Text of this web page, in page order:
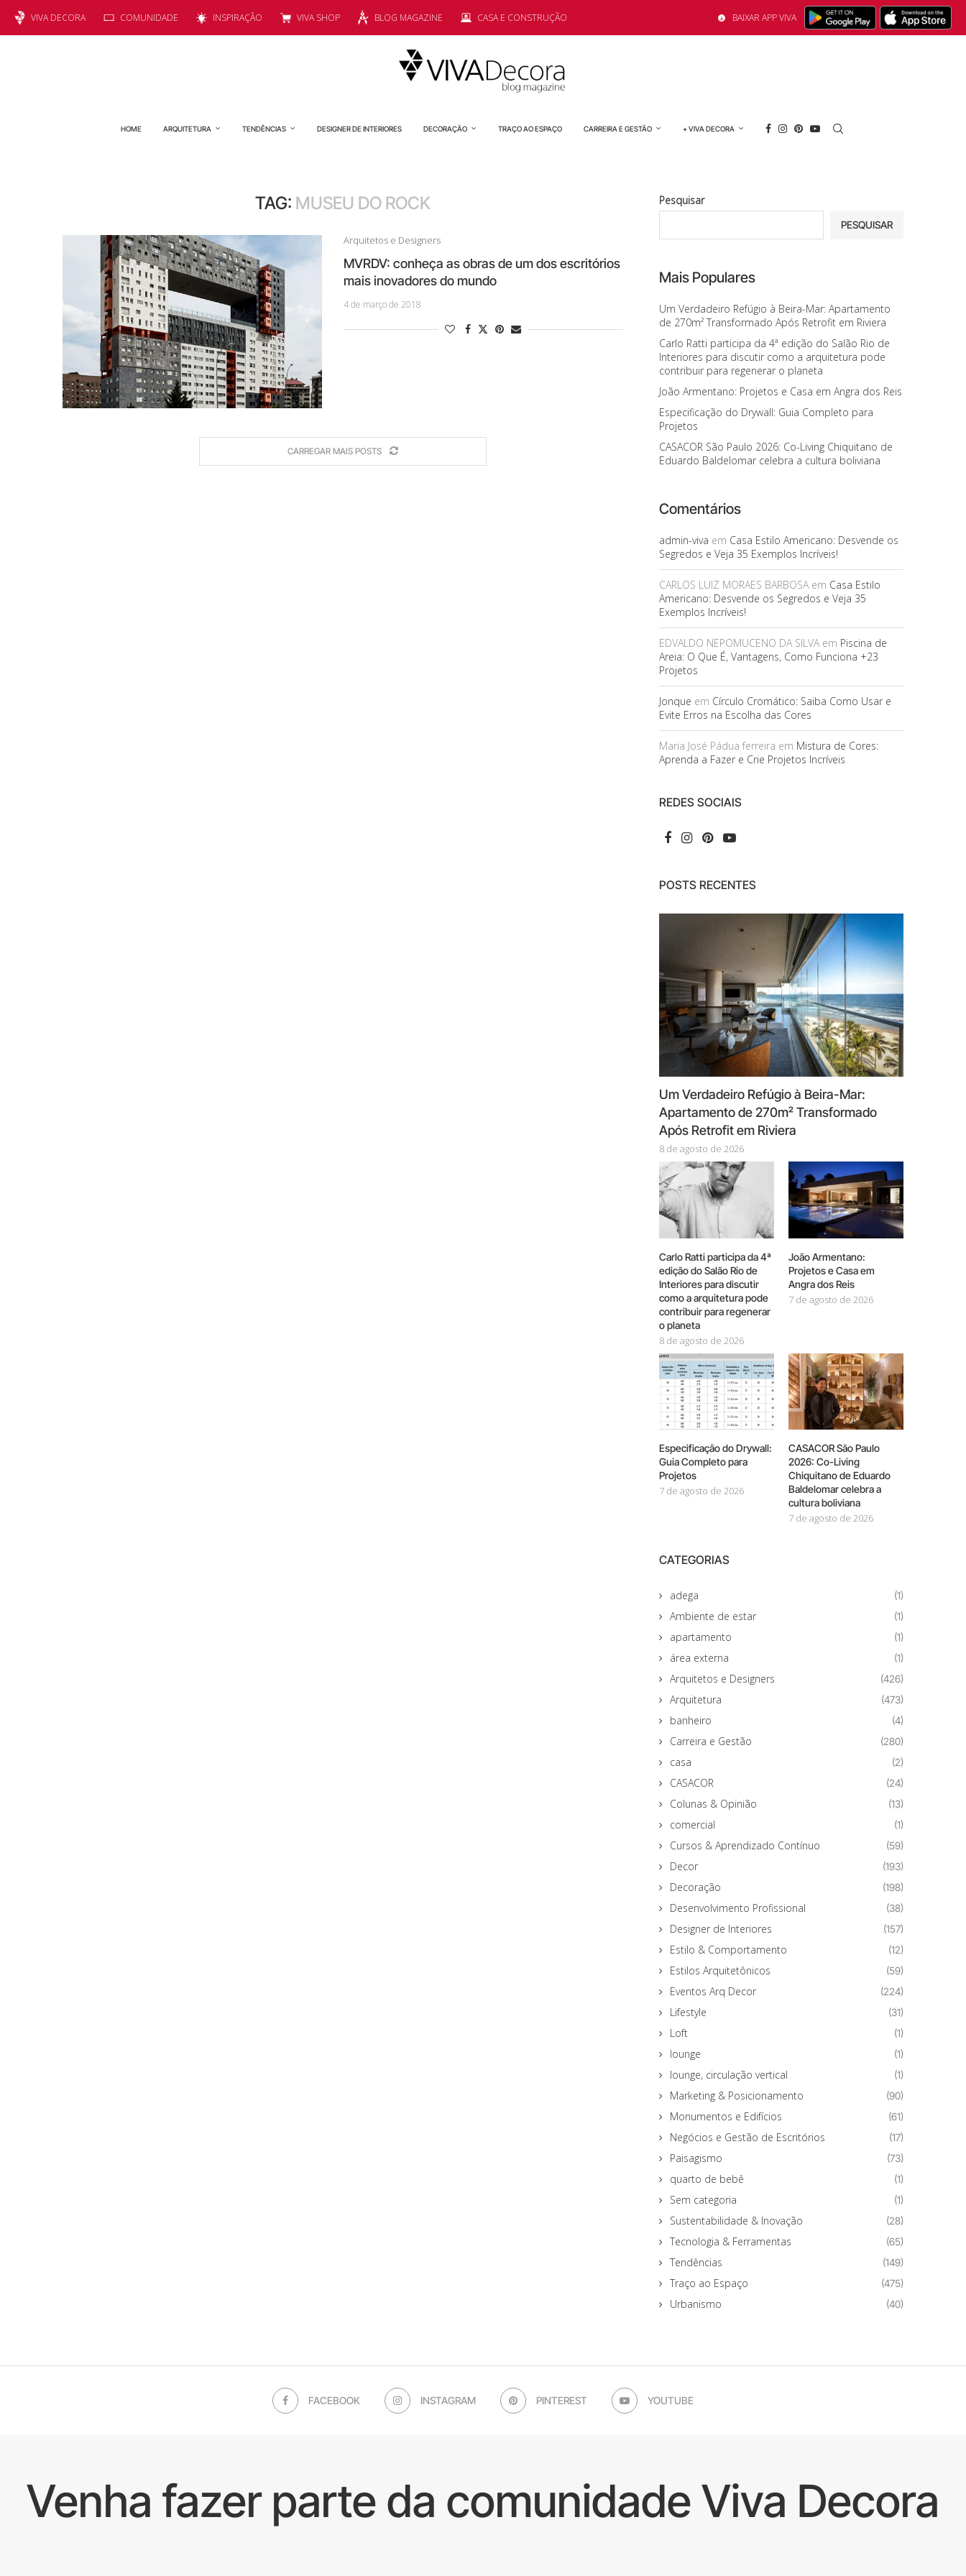
VIVA DECORA COMUNIDADE INSPIRAÇÃO VIVA SHOP BLOG MAGAZINE CASA E CONSTRUÇÃO BAIXAR APP VIVA
HOME ARQUITETURA TENDÊNCIAS DESIGNER DE INTERIORES DECORAÇÃO TRAÇO AO ESPAÇO CARREIRA E GESTÃO + VIVA DECORA
TAG: MUSEU DO ROCK
Arquitetos e Designers
MVRDV: conheça as obras de um dos escritórios
mais inovadores do mundo
4 de março de 2018
CARREGAR MAIS POSTS
Pesquisar
PESQUISAR
Mais Populares
Um Verdadeiro Refúgio à Beira-Mar: Apartamento
de 270m² Transformado Após Retrofit em Riviera
Carlo Ratti participa da 4ª edição do Salão Rio de
Interiores para discutir como a arquitetura pode
contribuir para regenerar o planeta
João Armentano: Projetos e Casa em Angra dos Reis
Especificação do Drywall: Guia Completo para
Projetos
CASACOR São Paulo 2026: Co-Living Chiquitano de
Eduardo Baldelomar celebra a cultura boliviana
Comentários
admin-viva em Casa Estilo Americano: Desvende os
Segredos e Veja 35 Exemplos Incríveis!
CARLOS LUIZ MORAES BARBOSAem Casa Estilo
Americano: Desvende os Segredos e Veja 35
Exemplos Incríveis!
EDVALDO NEPOMUCENO DA SILVAem Piscina de
Areia: O Que É, Vantagens, Como Funciona +23
Projetos
Jonque em Círculo Cromático: Saiba Como Usar e
Evite Erros na Escolha das Cores
Maria José Pádua ferreira em Mistura de Cores:
Aprenda a Fazer e Crie Projetos Incríveis
REDES SOCIAIS
POSTS RECENTES
Um Verdadeiro Refúgio à Beira-Mar:
Apartamento de 270m² Transformado
Após Retrofit em Riviera
8 de agosto de 2026
Carlo Ratti participa da 4ª
edição do Salão Rio de
Interiores para discutir
como a arquitetura pode
contribuir para regenerar
o planeta
8 de agosto de 2026
João Armentano:
Projetos e Casa em
Angra dos Reis
7 de agosto de 2026
Especificação do Drywall:
Guia Completo para
Projetos
7 de agosto de 2026
CASACOR São Paulo
2026: Co-Living
Chiquitano de Eduardo
Baldelomar celebra a
cultura boliviana
7 de agosto de 2026
CATEGORIAS
adega (1)
Ambiente de estar (1)
apartamento (1)
área externa (1)
Arquitetos e Designers (426)
Arquitetura (473)
banheiro (4)
Carreira e Gestão (280)
casa (2)
CASACOR (24)
Colunas & Opinião (13)
comercial (1)
Cursos & Aprendizado Contínuo (59)
Decor (193)
Decoração (198)
Desenvolvimento Profissional (38)
Designer de Interiores (157)
Estilo & Comportamento (12)
Estilos Arquitetônicos (59)
Eventos Arq Decor (224)
Lifestyle (31)
Loft (1)
lounge (1)
lounge, circulação vertical (1)
Marketing & Posicionamento (90)
Monumentos e Edifícios (61)
Negócios e Gestão de Escritórios (17)
Paisagismo (73)
quarto de bebê (1)
Sem categoria (1)
Sustentabilidade & Inovação (28)
Tecnologia & Ferramentas (65)
Tendências (149)
Traço ao Espaço (475)
Urbanismo (40)
FACEBOOK INSTAGRAM PINTEREST YOUTUBE
Venha fazer parte da comunidade Viva Decora